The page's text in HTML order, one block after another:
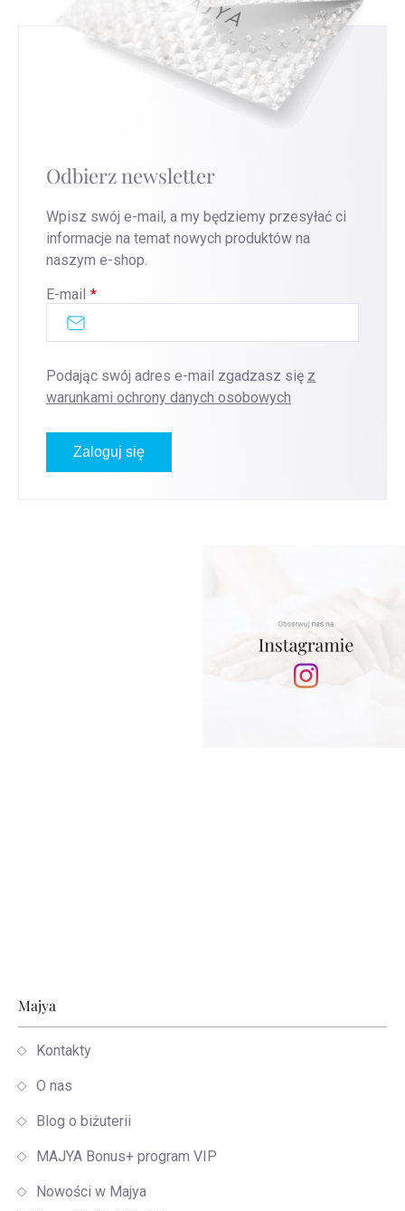
Odbierz newsletter
Wpisz swój e-mail, a my będziemy przesyłać ci
informacje na temat nowych produktów na
naszym e-shop.
E-mail
Podając swój adres e-mail zgadzasz się z
warunkami ochrony danych osobowych
Zaloguj się
Stopka
Majya
Kontakty
O nas
Blog o biżuterii
MAJYA Bonus+ program VIP
Nowości w Majya